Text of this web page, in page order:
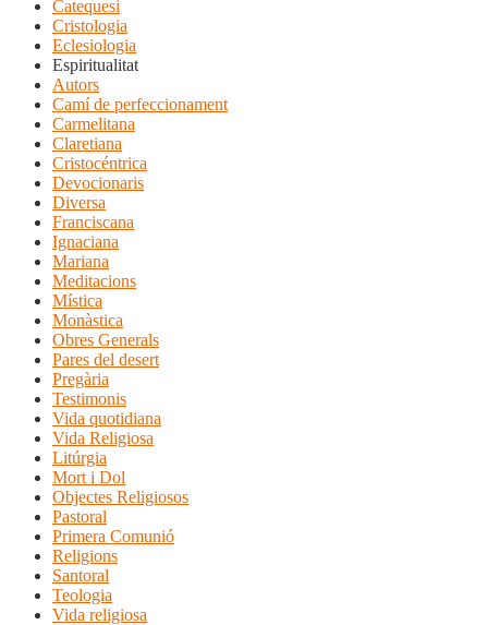
Catequesi
Cristologia
Eclesiologia
Espiritualitat
Autors
Camí de perfeccionament
Carmelitana
Claretiana
Cristocéntrica
Devocionaris
Diversa
Franciscana
Ignaciana
Mariana
Meditacions
Mística
Monàstica
Obres Generals
Pares del desert
Pregària
Testimonis
Vida quotidiana
Vida Religiosa
Litúrgia
Mort i Dol
Objectes Religiosos
Pastoral
Primera Comunió
Religions
Santoral
Teologia
Vida religiosa